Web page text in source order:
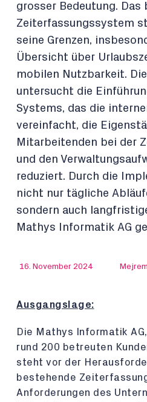
grosser Bedeutung. Das
Zeiterfassungssystem
seine Grenzen,
Übersicht über
mobilen Nutzbarkeit.
untersucht die
Systems, das die
vereinfacht, die
Mitarbeitenden bei der
und den
reduziert. Durch die
nicht nur tägliche
sondern auch
Mathys Informatik AG
16. November 2024
Ausgangslage:
Die Mathys Informatik
rund 200 betreuten
steht vor der
bestehende
Anforderungen des